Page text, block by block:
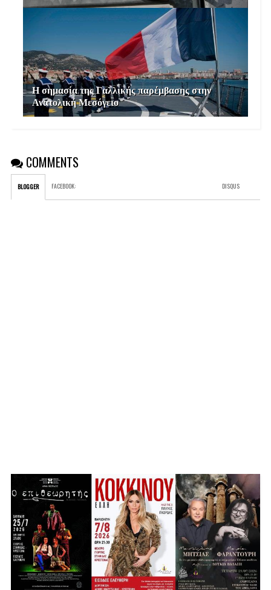
Η σημασία της Γαλλικής παρέμβασης στην
Ανατολική Μεσόγειο
COMMENTS
BLOGGER FACEBOOK: DISQUS